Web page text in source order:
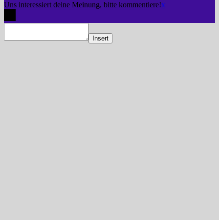
Uns interessiert deine Meinung, bitte kommentiere!x
Insert